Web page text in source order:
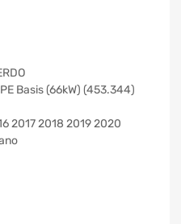
Basis (66kW) (453.344)
2017 2018 2019 2020